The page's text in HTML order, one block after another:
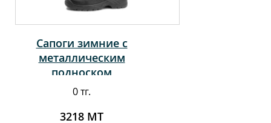
Сапоги зимние с
металлическим
подноском
0 тг.
3218 МТ